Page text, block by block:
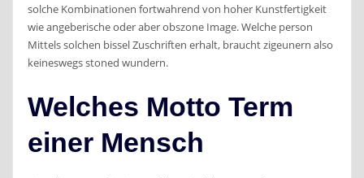
solche Kombinationen fortwahrend von hoher Kunstfertigkeit
wie angeberische oder aber obszone Image. Welche person
Mittels solchen bissel Zuschriften erhalt, braucht zigeunern also
keineswegs stoned wundern.
Welches Motto Term
einer Mensch